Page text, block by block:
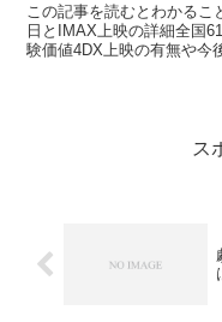
この記事を読むとわかる
日とIMAX上映の詳細全国
験価値4DX上映の有無や今
ス